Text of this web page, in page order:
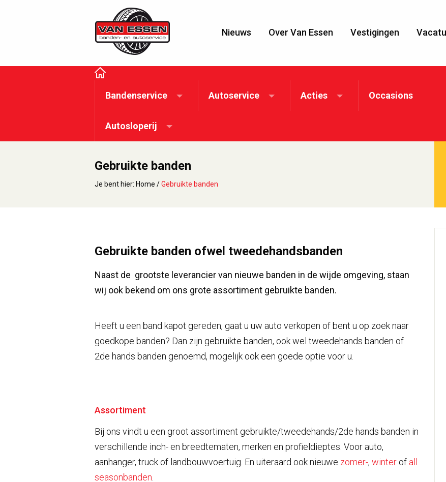
Nieuws Over Van Essen Vestigingen
Bandenservice Autoservice Acties Occasions
Autosloperij
Gebruikte banden
Je bent hier: Home /Gebruikte banden
Gebruikte banden ofwel tweedehandsbanden
Naast de grootste leverancier van nieuwe banden in de wijde omgeving, staan
wij ook bekend om ons grote assortiment gebruikte banden.
Heeft u een band kapot gereden, gaat u uw auto verkopen of bent u op zoek naar
goedkope banden? Dan zijn gebruikte banden, ook wel tweedehands banden of
2de hands banden genoemd, mogelijk ook een goede optie voor u.
Assortiment
Bij ons vindt u een groot assortiment gebruikte/tweedehands/2de hands banden in
verschillende inch- en breedtematen, merken en profieldieptes. Voor auto,
aanhanger, truck of landbouwvoertuig. En uiteraard ook nieuwe zomer-, winter of all
seasonbanden.